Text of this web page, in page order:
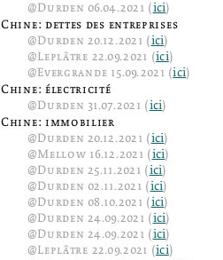
@Durden 06.04.2021 (ici)
Chine: dettes des entreprises
@Durden20.12.2021 (ici)
@Leplâtre 22.09.2021 (ici)
@Evergrande 15.09.2021 (ici)
Chine: électricité
@Durden 31.07.2021 (ici)
Chine: immobilier
@Durden20.12.2021 (ici)
@Mellow 16.12.2021 (ici)
@Durden25.11.2021 (ici)
@Durden 02.11.2021 (ici)
@Durden 08.10.2021 (ici)
@Durden24.09.2021 (ici)
@Durden24.09.2021 (ici)
@Leplâtre 22.09.2021 (ici)